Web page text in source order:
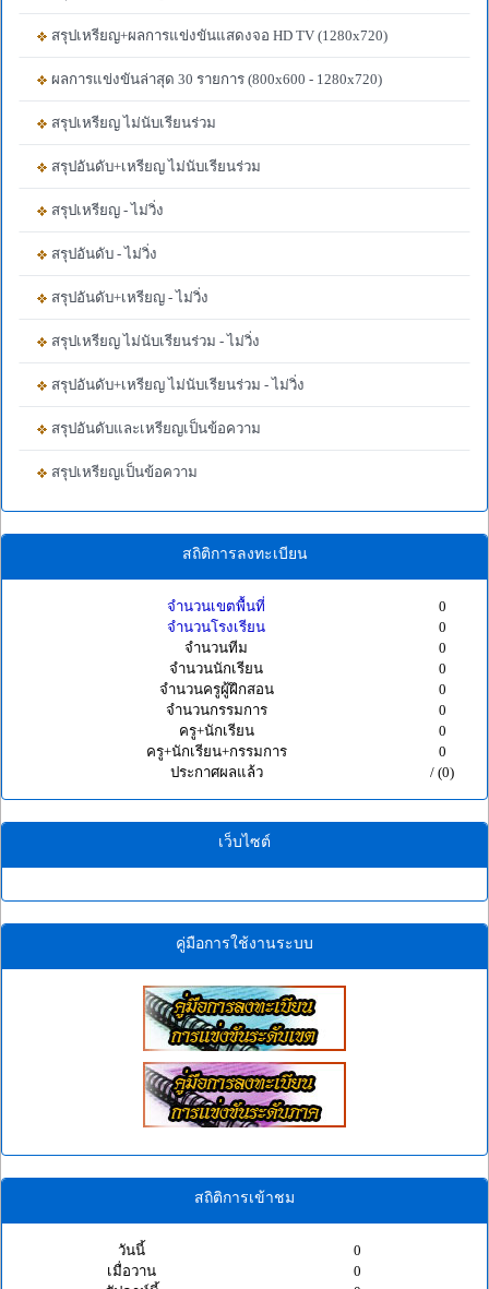
สรุปเหรียญ+ผลการแข่งขันแสดงจอ HD TV (1280x720)
ผลการแข่งขันล่าสุด 30 รายการ (800x600 - 1280x720)
สรุปเหรียญ ไม่นับเรียนร่วม
สรุปอันดับ+เหรียญ ไม่นับเรียนร่วม
สรุปเหรียญ - ไม่วิ่ง
สรุปอันดับ - ไม่วิ่ง
สรุปอันดับ+เหรียญ - ไม่วิ่ง
สรุปเหรียญ ไม่นับเรียนร่วม - ไม่วิ่ง
สรุปอันดับ+เหรียญ ไม่นับเรียนร่วม - ไม่วิ่ง
สรุปอันดับและเหรียญเป็นข้อความ
สรุปเหรียญเป็นข้อความ
สถิติการลงทะเบียน
จำนวนเขตพื้นที่
0
จำนวนโรงเรียน
0
จำนวนทีม
0
จำนวนนักเรียน
0
จำนวนครูผู้ฝึกสอน
0
จำนวนกรรมการ
0
ครู+นักเรียน
0
ครู+นักเรียน+กรรมการ
0
ประกาศผลแล้ว
/ (0)
เว็บไซต์
คู่มือการใช้งานระบบ
สถิติการเข้าชม
วันนี้
0
เมื่อวาน
0